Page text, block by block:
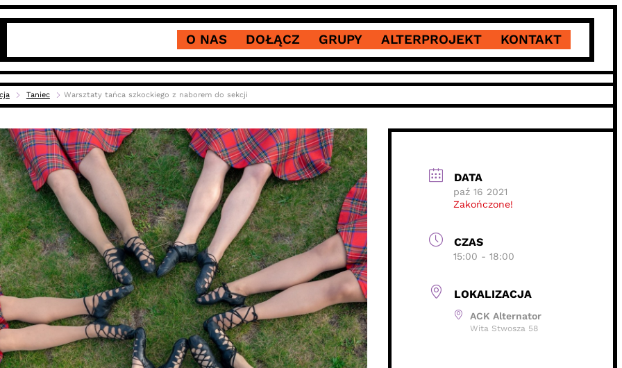
O NAS DOŁĄCZ GRUPY ALTERPROJEKT KONTAKT
Taniec Warsztaty tańca szkockiego z naborem do sekcji
DATA
paź 16 2021
Zakończone!
CZAS
15:00 - 18:00
LOKALIZACJA
ACK Alternator
Wita Stwosza 58